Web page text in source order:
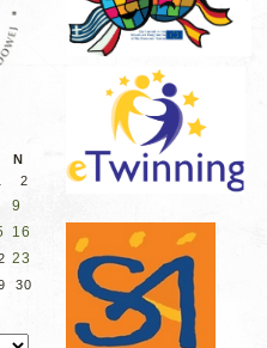
N
2
9
16
23
30